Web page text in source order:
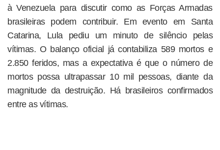
à Venezuela para discutir como as Forças Armadas
brasileiras podem contribuir. Em evento em Santa
Catarina, Lula pediu um minuto de silêncio pelas
vítimas. O balanço oficial já contabiliza 589 mortos e
2.850 feridos, mas a expectativa é que o número de
mortos possa ultrapassar 10 mil pessoas, diante da
magnitude da destruição. Há brasileiros confirmados
entre as vítimas.